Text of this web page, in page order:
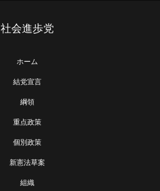
社会進歩党
ホーム
結党宣言
綱領
重点政策
個別政策
新憲法草案
組織